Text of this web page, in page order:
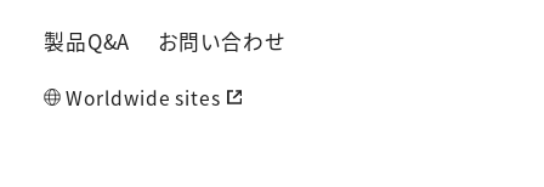
製品Q&A お問い合わせ
Worldwide sites